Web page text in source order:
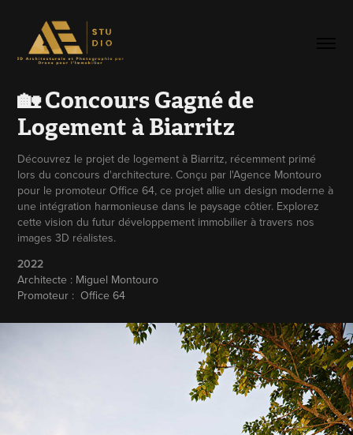
🏡 Concours Gagné de
Logement à Biarritz
Découvrez le projet de logement à Biarritz, récemment primé
lors du concours d'architecture. Conçu par l'Agence Montouro
pour le promoteur Office 64, ce projet allie un design moderne à
une intégration harmonieuse dans le paysage côtier. Explorez
cette vision du futur développement immobilier à travers nos
images 3D réalistes.
2022
Architecte : Miguel Montouro
Promoteur :  Office 64